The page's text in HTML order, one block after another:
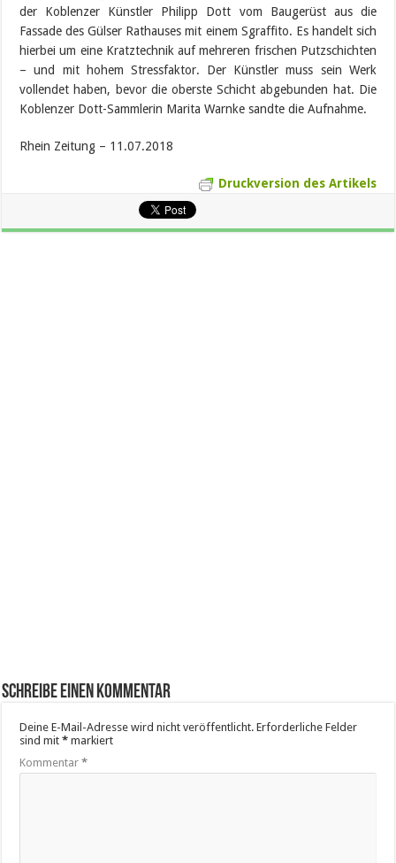
der Koblenzer Künstler Philipp Dott vom Baugerüst aus die
Fassade des Gülser Rathauses mit einem Sgraffito. Es handelt sich
hierbei um eine Kratztechnik auf mehreren frischen Putzschichten
– und mit hohem Stressfaktor. Der Künstler muss sein Werk
vollendet haben, bevor die oberste Schicht abgebunden hat. Die
Koblenzer Dott-Sammlerin Marita Warnke sandte die Aufnahme.
Rhein Zeitung – 11.07.2018
Druckversion des Artikels
Schreibe einen Kommentar
Deine E-Mail-Adresse wird nicht veröffentlicht. Erforderliche Felder
sind mit* markiert
Kommentar*